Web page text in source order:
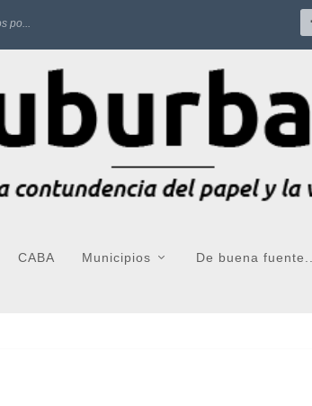
po...
CABA Municipios De buena fuente...